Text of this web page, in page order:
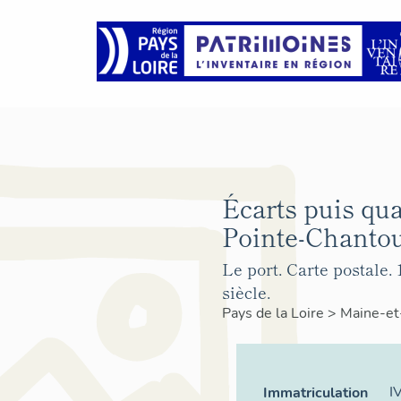
Écarts puis
Pointe-
Le port. Carte postale.
siècle.
Pays de la Loire > Maine-
Immatriculation